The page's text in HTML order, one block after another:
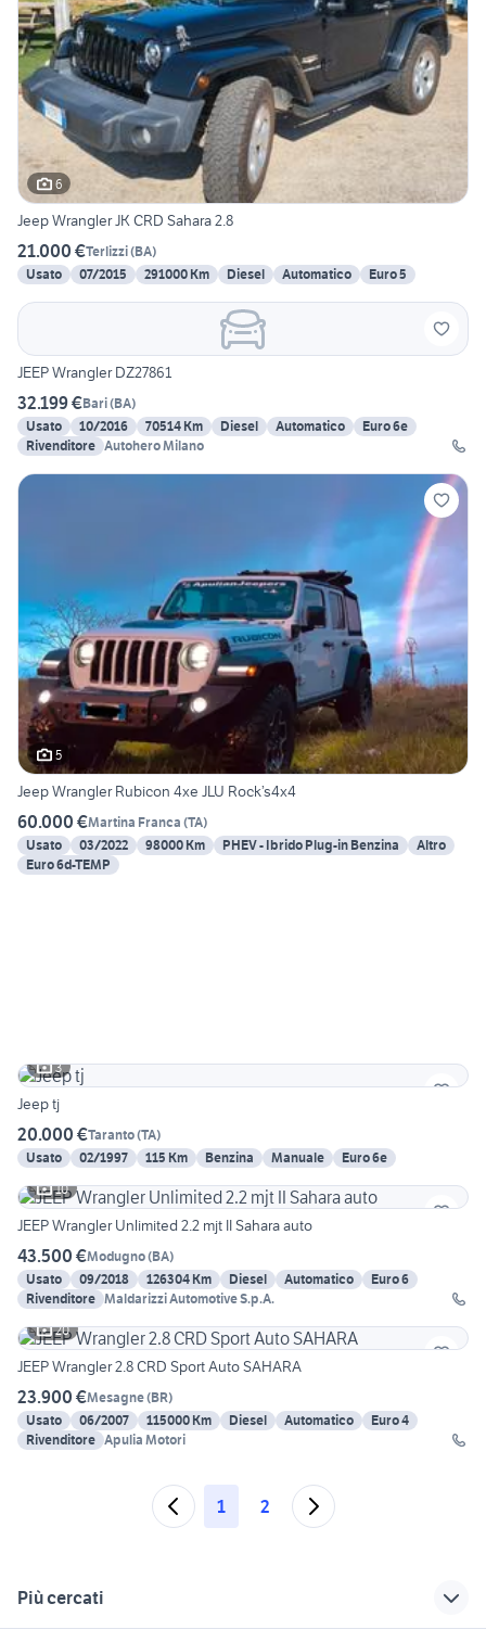
6
Jeep Wrangler JK CRD Sahara 2.8
21.000 €Terlizzi(BA)
Usato
07/2015 291000 Km Diesel Automatico Euro 5
JEEP Wrangler DZ27861
32.199 €Bari(BA)
Usato
10/2016 70514 Km Diesel Automatico
Euro 6e
Rivenditore Autohero Milano
5
Jeep Wrangler Rubicon 4xe JLU Rock’s4x4
60.000 €Martina Franca (TA)
Usato
03/2022 98000 Km PHEV - Ibrido Plug-in Benzina
Altro
Euro 6d-TEMP
3
Jeep tj
20.000 €Taranto(TA)
Usato
02/1997 115 Km Benzina Manuale
Euro 6e
10
JEEP Wrangler Unlimited 2.2 mjt II Sahara auto
43.500 €Modugno(BA)
Usato
09/2018 126304 Km Diesel Automatico
Euro 6
Rivenditore Maldarizzi Automotive S.p.A.
20
JEEP Wrangler 2.8 CRD Sport Auto SAHARA
23.900 €Mesagne(BR)
Usato
06/2007 115000 Km Diesel Automatico
Euro 4
Rivenditore Apulia Motori
1 2
Più cercati